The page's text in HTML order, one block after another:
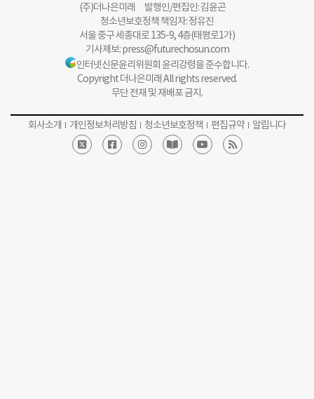
(주)더나은미래 발행인/편집인: 김윤곤
청소년보호정책 책임자: 정유진
서울 중구 세종대로 135-9, 4층(태평로1가)
기사제보:press@futurechosun.com
인터넷신문윤리위원회 윤리강령을 준수합니다.
Copyright 더나은미래 All rights reserved.
무단 전재 및 재배포 금지.
회사소개 개인정보처리방침 청소년보호정책 편집규약 알립니다